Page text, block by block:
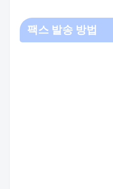
팩스 발송 방법